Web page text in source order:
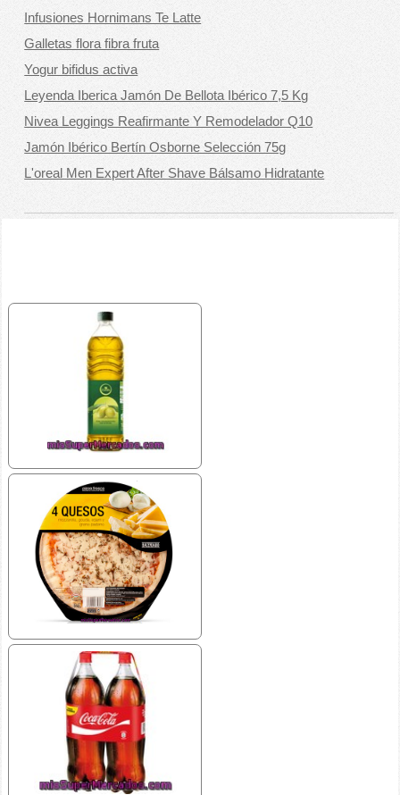
Infusiones Hornimans Te Latte
Galletas flora fibra fruta
Yogur bifidus activa
Leyenda Iberica Jamón De Bellota Ibérico 7,5 Kg
Nivea Leggings Reafirmante Y Remodelador Q10
Jamón Ibérico Bertín Osborne Selección 75g
L'oreal Men Expert After Shave Bálsamo Hidratante